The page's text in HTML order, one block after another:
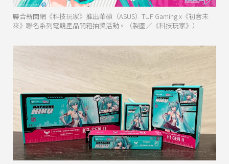
聯合新聞網《科技玩家》推出華碩（ASUS）TUF Gaming x《初音未
來》聯名系列電競產品開箱抽獎活動。（製圖／《科技玩家》）